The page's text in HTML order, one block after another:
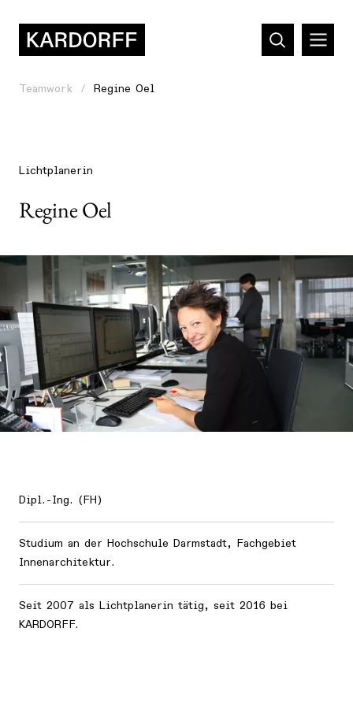
Teamwork Regine Oel
Lichtplanerin
Regine Oel
Dipl.-Ing. (FH)
Studium an der Hochschule Darmstadt, Fachgebiet
Innenarchitektur.
Seit 2007 als Lichtplanerin tätig, seit 2016 bei
KARDORFF.